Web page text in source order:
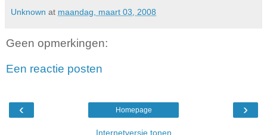
Unknown at maandag, maart 03, 2008
Geen opmerkingen:
Een reactie posten
‹ ›
Homepage
Internetversie tonen